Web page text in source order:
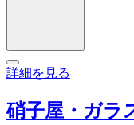
詳細を見る
硝子屋・ガラ